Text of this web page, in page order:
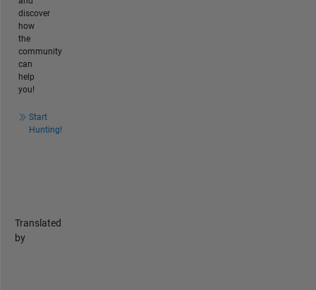
discover
how
the
community
can
help
you!
Start
Hunting!
Translated
by